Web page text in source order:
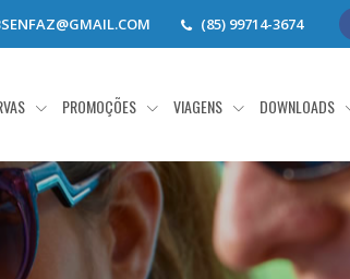
(85) 99714-3674
PROMOÇÕES VIAGENS DOWNLOADS